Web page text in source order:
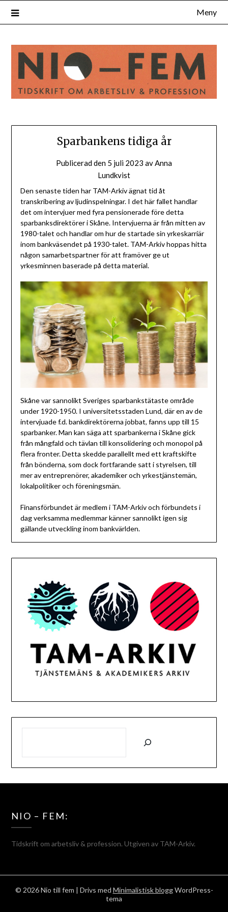
Meny
Sparbankens tidiga år
Publicerad den 5 juli 2023 avAnna
Lundkvist
Den senaste tiden har TAM-Arkiv ägnat tid åt
transkribering av ljudinspelningar. I det här fallet handlar
det om intervjuer med fyra pensionerade före detta
sparbanksdirektörer i Skåne. Intervjuerna är från mitten av
1980-talet och handlar om hur de startade sin yrkeskarriär
inom bankväsendet på 1930-talet. TAM-Arkiv hoppas hitta
någon samarbetspartner för att framöver ge ut
yrkesminnen baserade på detta material.
Skåne var sannolikt Sveriges sparbankstätaste område
under 1920-1950. I universitetsstaden Lund, där en av de
intervjuade f.d. bankdirektörerna jobbat, fanns upp till 15
sparbanker. Man kan säga att sparbankerna i Skåne gick
från mångfald och tävlan till konsolidering och monopol på
flera fronter. Detta skedde parallellt med ett kraftskifte
från bönderna, som dock fortfarande satt i styrelsen, till
mer av entreprenörer, akademiker och yrkestjänstemän,
lokalpolitiker och föreningsmän.
Finansförbundet är medlem i TAM-Arkiv och förbundets i
dag verksamma medlemmar känner sannolikt igen sig
gällande utveckling inom bankvärlden.
NIO – FEM:
Tidskrift om arbetsliv & profession. Utgiven av TAM-Arkiv.
© 2026 Nio till fem | Drivs med Minimalistisk bloggWordPress-
tema